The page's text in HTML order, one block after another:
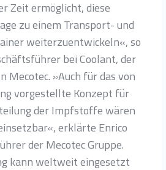
Zeit ermöglicht, diese
zu einem Transport- und
weiterzuentwickeln«, so
bei Coolant, der
Mecotec. »Auch für das von
vorgestellte Konzept für
der Impfstoffe wären
erklärte Enrico
der Mecotec Gruppe.
kann weltweit eingesetzt